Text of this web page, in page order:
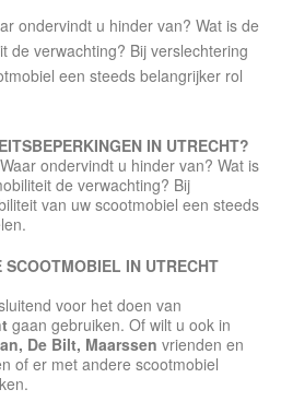
ondervindt u hinder van? Wat is de
de verwachting? Bij verslechtering
een steeds belangrijker rol
IN UTRECHT?
ondervindt u hinder van? Wat is
de verwachting? Bij
van uw scootmobiel een steeds
SCOOTMOBIEL IN UTRECHT
voor het doen van
gaan gebruiken. Of wilt u ook in
De Bilt, Maarssen vrienden en
of er met andere scootmobiel